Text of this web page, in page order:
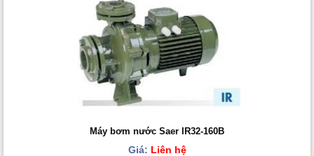
Máy bơm nước Saer IR32-160B
Giá: Liên hệ